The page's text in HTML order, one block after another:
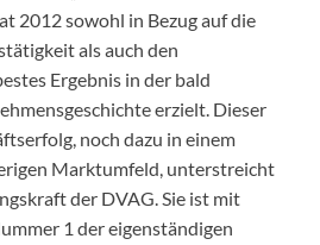
2012 sowohl in Bezug auf die
als auch den
Ergebnis in der bald
erzielt. Dieser
noch dazu in einem
Marktumfeld, unterstreicht
der DVAG. Sie ist mit
1 der eigenständigen